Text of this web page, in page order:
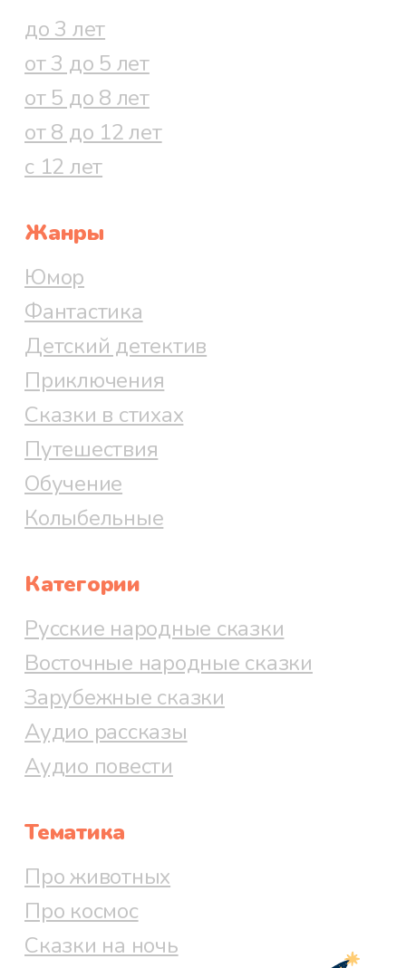
до 3 лет
от 3 до 5 лет
от 5 до 8 лет
от 8 до 12 лет
с 12 лет
Жанры
Юмор
Фантастика
Детский детектив
Приключения
Сказки в стихах
Путешествия
Обучение
Колыбельные
Категории
Русские народные сказки
Восточные народные сказки
Зарубежные сказки
Аудио рассказы
Аудио повести
Тематика
Про животных
Про космос
Сказки на ночь